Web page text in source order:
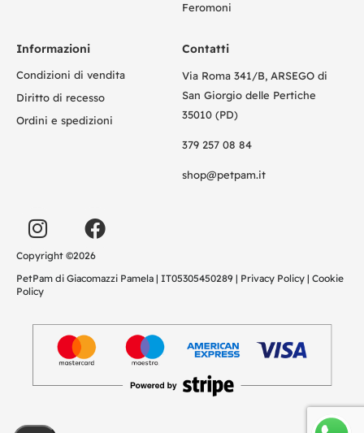
Feromoni
Informazioni
Condizioni di vendita
Diritto di recesso
Ordini e spedizioni
Contatti
Via Roma 341/B, ARSEGO di
San Giorgio delle Pertiche
35010 (PD)
379 257 08 84
shop@petpam.it
Copyright ©2026
PetPam di Giacomazzi Pamela | IT05305450289 | Privacy Policy | Cookie
Policy